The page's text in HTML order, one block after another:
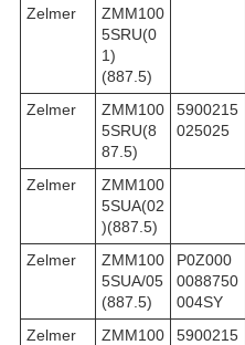
Zelmer
ZMM100
5SRU(0
1)
(887.5)
Zelmer
ZMM100
5SRU(8
87.5)
5900215
025025
Zelmer
ZMM100
5SUA(02
)(887.5)
Zelmer
ZMM100
5SUA/05
(887.5)
P0Z000
0088750
004SY
Zelmer
ZMM100
5900215